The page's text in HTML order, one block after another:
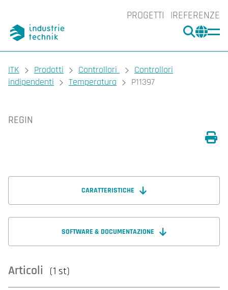
PROGETTI REFERENZE
CERCA
You are here:
ITK Prodotti Controllori
Controllori
indipendenti
Temperatura P11397
REGIN
CARATTERISTICHE
SOFTWARE & DOCUMENTAZIONE
Articoli (1 st)